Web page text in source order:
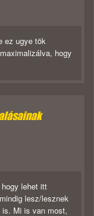
ez ugye tök
hogy
lehet itt
lesz/lesznek
is. Mi is van most,